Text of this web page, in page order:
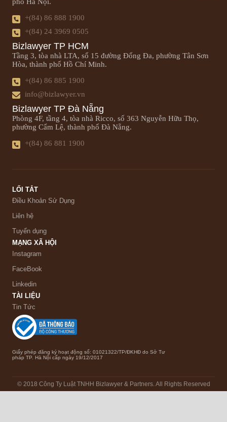
+(84) 86 888 1900
+(84) 24 3969 0505
Bizlawyer TP HCM
Tầng 3, tòa nhà LTA, số 15 đường Đống Đa, phường Tân Sơn
Hòa, thành phố Hồ Chí Minh.
+(84) 86 885 1900
info@bizlawyer.vn
Bizlawyer TP Đà Nẵng
Phòng 4F, tầng 4, tòa nhà Ricco, số 363 Nguyễn Hữu Thọ,
phường Cẩm Lệ, thành phố Đà Nẵng.
+(84) 86 881 1900
LỐI TẮT
Điều Khoản Sử Dụng
Liên hệ
Tuyển dụng
MẠNG XÃ HỘI
Instagram
FaceBook
Linkedin
TÀI LIỆU
Tin Tức
Giấy phép đăng ký hoạt động số: 01021322/TP/ĐKHĐ do Sở Tư
pháp TP. Hà Nội cấp ngày 19/12/2017
© 2018 Công Ty Luật TNHH Bizlawyer & Partners. All Rights Reserved